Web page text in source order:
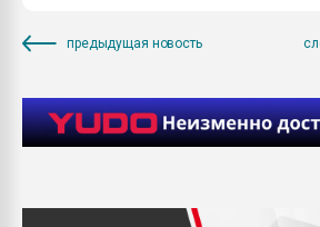
предыдущая новость